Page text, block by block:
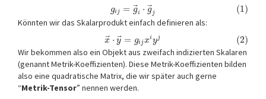
gij = g ⃗
i ⋅ g ⃗
j
(1)
Könnten wir das Skalarprodukt einfach definieren als:
x ⋅ y = gijxiyj
(2)
Wir bekommen also ein Objekt aus zweifach indizierten Skalaren
(genannt Metrik-Koeffizienten). Diese Metrik-Koeffizienten bilden
also eine quadratische Matrix, die wir später auch gerne
“Metrik-Tensor” nennen werden.